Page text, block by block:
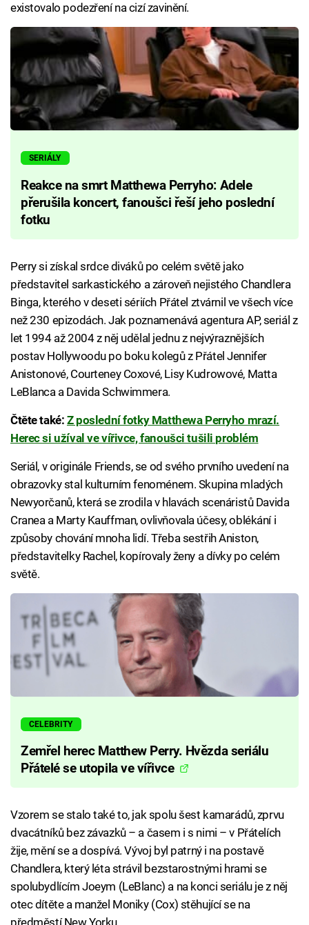
existovalo podezření na cizí zavinění.
SERIÁLY
Reakce na smrt Matthewa Perryho: Adele
přerušila koncert, fanoušci řeší jeho poslední
fotku
Perry si získal srdce diváků po celém světě jako
představitel sarkastického a zároveň nejistého Chandlera
Binga, kterého v deseti sériích Přátel ztvárnil ve všech více
než 230 epizodách. Jak poznamenává agentura AP, seriál z
let 1994 až 2004 z něj udělal jednu z nejvýraznějších
postav Hollywoodu po boku kolegů z Přátel Jennifer
Anistonové, Courteney Coxové, Lisy Kudrowové, Matta
LeBlanca a Davida Schwimmera.
Čtěte také: Z poslední fotky Matthewa Perryho mrazí.
Herec si užíval ve vířivce, fanoušci tušili problém
Seriál, v originále Friends, se od svého prvního uvedení na
obrazovky stal kulturním fenoménem. Skupina mladých
Newyorčanů, která se zrodila v hlavách scenáristů Davida
Cranea a Marty Kauffman, ovlivňovala účesy, oblékání i
způsoby chování mnoha lidí. Třeba sestřih Aniston,
představitelky Rachel, kopírovaly ženy a dívky po celém
světě.
CELEBRITY
Zemřel herec Matthew Perry. Hvězda seriálu
Přátelé se utopila ve vířivce
Vzorem se stalo také to, jak spolu šest kamarádů, zprvu
dvacátníků bez závazků – a časem i s nimi – v Přátelích
žije, mění se a dospívá. Vývoj byl patrný i na postavě
Chandlera, který léta strávil bezstarostnými hrami se
spolubydlícím Joeym (LeBlanc) a na konci seriálu je z něj
otec dítěte a manžel Moniky (Cox) stěhující se na